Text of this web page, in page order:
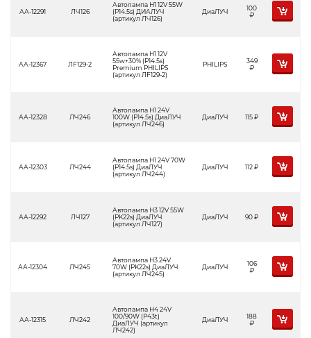
АА-12291 ЛЧ126
Автолампа H1 12V 55W
(P14.5s) ДИАЛУЧ
(артикул ЛЧ126)
ДиаЛУЧ
100
Р
АА-12367 ЛF129-2
Автолампа H1 12V
55w+30% (P14.5s)
Premium PHILIPS
(артикул ЛF129-2)
PHILIPS
349
Р
АА-12328 ЛЧ246
Автолампа H1 24V
100W (P14.5s) ДиаЛУЧ
(артикул ЛЧ246)
ДиаЛУЧ 115Р
АА-12303 ЛЧ244
Автолампа H1 24V 70W
(P14.5s) ДиаЛУЧ
(артикул ЛЧ244)
ДиаЛУЧ 112Р
АА-12292 ЛЧ127
Автолампа H3 12V 55W
(PK22s) ДиаЛУЧ
(артикул ЛЧ127)
ДиаЛУЧ 90Р
АА-12304 ЛЧ245
Автолампа H3 24V
70W (PK22s) ДиаЛУЧ
(артикул ЛЧ245)
ДиаЛУЧ
106
Р
АА-12315 ЛЧ242
Автолампа H4 24V
100/90W (Р43t)
ДиаЛУЧ (артикул
ЛЧ242)
ДиаЛУЧ
188
Р